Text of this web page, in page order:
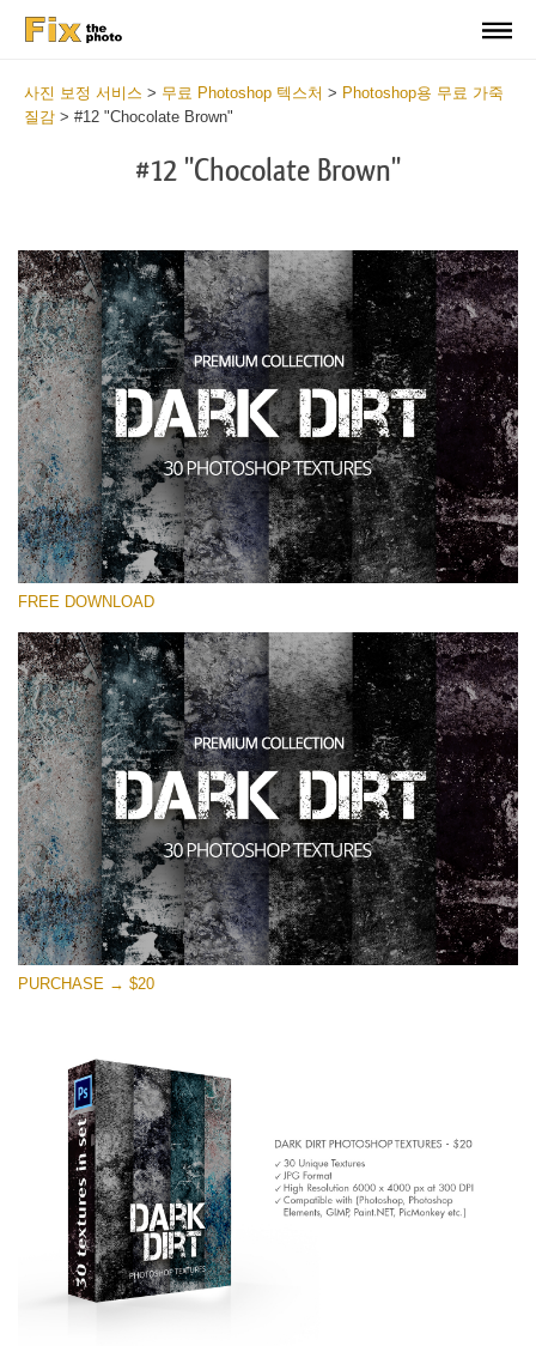
사진 보정 서비스 > 무료 Photoshop 텍스처 > Photoshop용 무료 가죽
질감 > #12 "Chocolate Brown"
#12 "Chocolate Brown"
선택 해주세요
Small 800*533px
Dark Dirt
(30 Overlays)
Large 6000*4000px
Entire Collection
(1783 Overlays)
Large 6000*4000px
무료 다운로드
FREE DOWNLOAD
PURCHASE → $20